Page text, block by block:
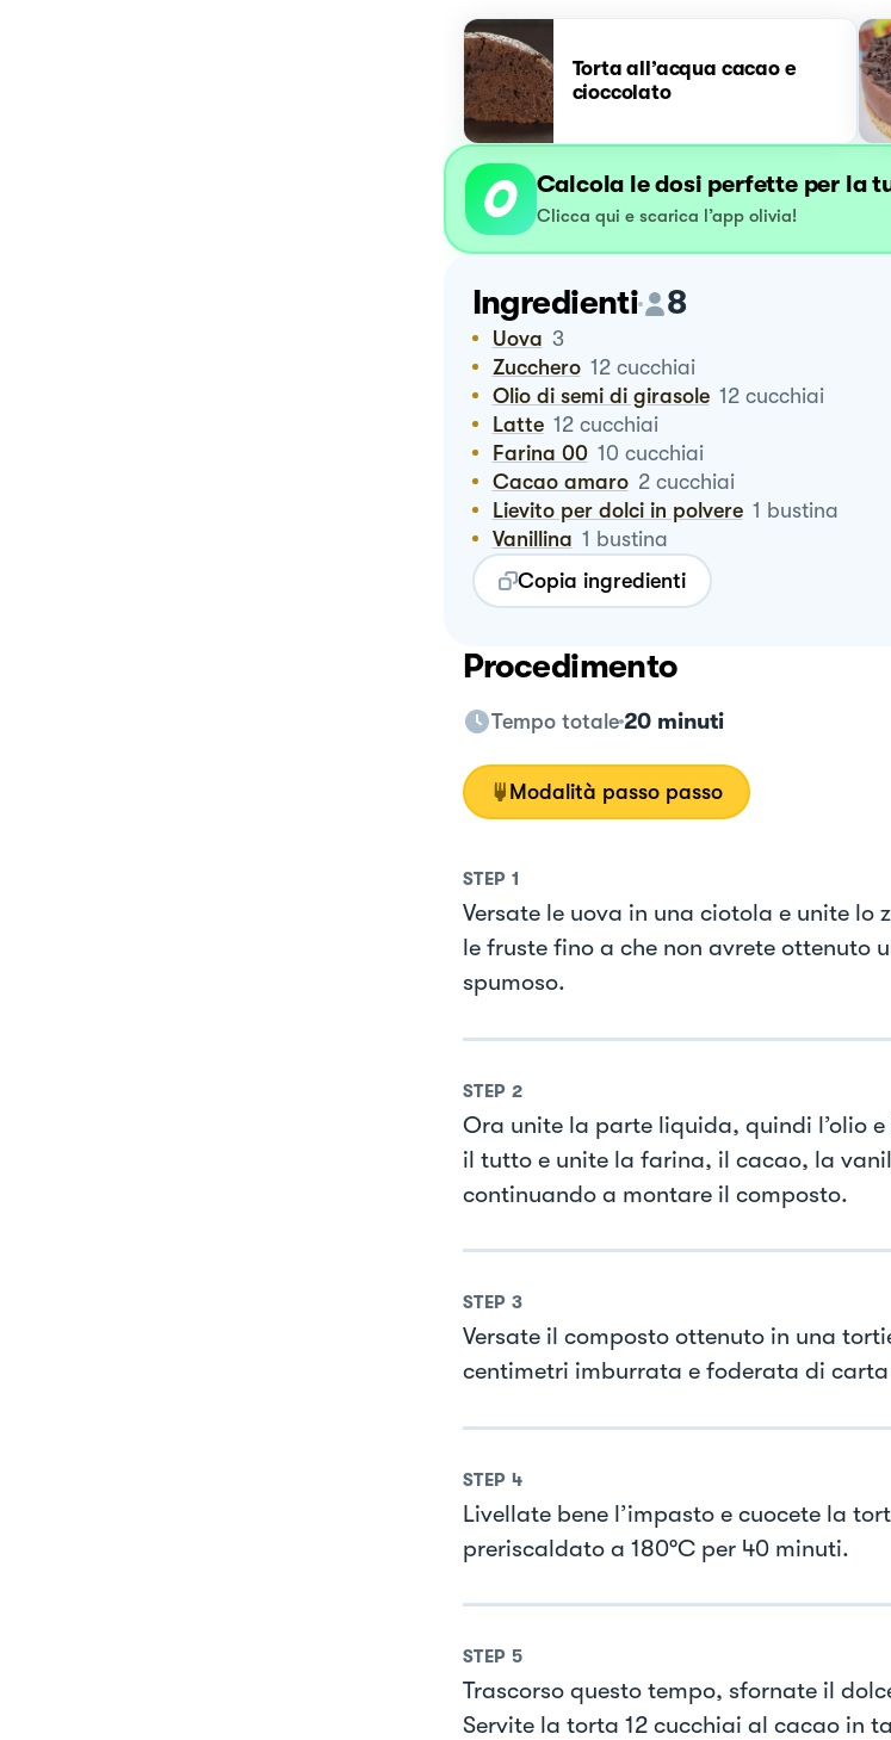
Torta all’acqua cacao e
cioccolato
Calcola le dosi perfette per la
Clicca qui e scarica l’app olivia!
Ingredienti 8
Uova 3
Zucchero 12 cucchiai
Olio di semi di girasole 12 cucchiai
Latte 12 cucchiai
Farina 00 10 cucchiai
Cacao amaro 2 cucchiai
Lievito per dolci in polvere 1 bustina
Vanillina 1 bustina
Copia ingredienti
Procedimento
Tempo totale 20 minuti
Modalità passo passo
STEP 1
Versate le uova in una ciotola e unite lo
le fruste fino a che non avrete ottenuto
spumoso.
STEP 2
Ora unite la parte liquida, quindi l’olio
il tutto e unite la farina, il cacao, la
continuando a montare il composto.
STEP 3
Versate il composto ottenuto in una
centimetri imburrata e foderata di
STEP 4
Livellate bene l’impasto e cuocete la
preriscaldato a 180°C per 40 minuti.
STEP 5
Trascorso questo tempo, sfornate il
Servite la torta 12 cucchiai al cacao in